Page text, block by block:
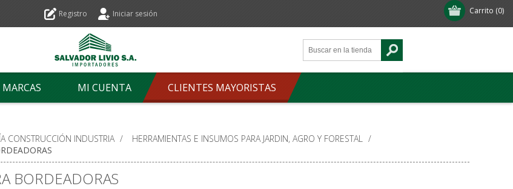
Carrito (0)
Registro Iniciar sesión
MARCAS MI CUENTA CLIENTES MAYORISTAS
CONSTRUCCIÓN INDUSTRIA / HERRAMIENTAS E INSUMOS PARA JARDIN, AGRO Y FORESTAL /
BORDEADORAS